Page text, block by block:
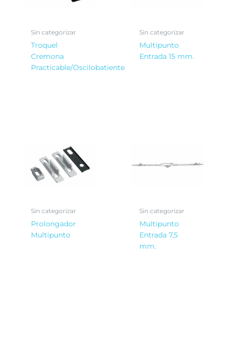
Sin categorizar
Troquel
Cremona
Practicable/Oscilobatiente
Sin categorizar
Multipunto
Entrada 15 mm.
Sin categorizar
Prolongador
Multipunto
Sin categorizar
Multipunto
Entrada 7,5
mm.